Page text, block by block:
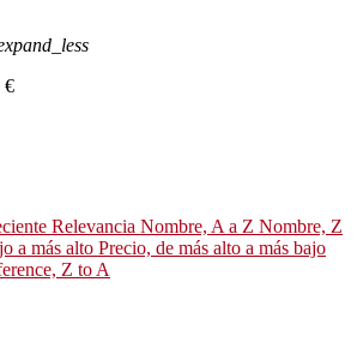
€
Relevancia Nombre, A a Z Nombre, Z
a más alto Precio, de más alto a más bajo
Z to A